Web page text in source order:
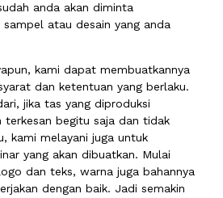
anda akan diminta
atau desain yang anda
kami dapat membuatkannya
dan ketentuan yang berlaku.
jika tas yang diproduksi
terkesan begitu saja dan tidak
kami melayani juga untuk
yang akan dibuatkan. Mulai
dan teks, warna juga bahannya
dengan baik. Jadi semakin